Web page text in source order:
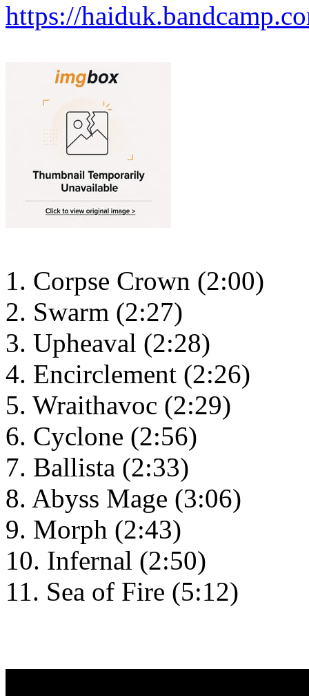
https://
1. Corpse Crown (2:00)
2. Swarm (2:27)
3. Upheaval (2:28)
4. Encirclement (2:26)
5. Wraithavoc (2:29)
6. Cyclone (2:56)
7. Ballista (2:33)
8. Abyss Mage (3:06)
9. Morph (2:43)
10. Infernal (2:50)
11. Sea of Fire (5:12)